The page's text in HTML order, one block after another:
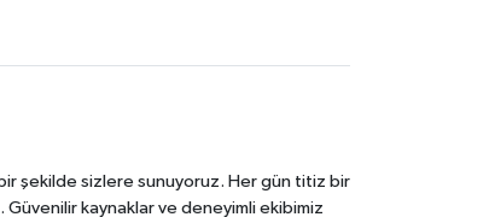
şekilde sizlere sunuyoruz. Her gün titiz bir
Güvenilir kaynaklar ve deneyimli ekibimiz